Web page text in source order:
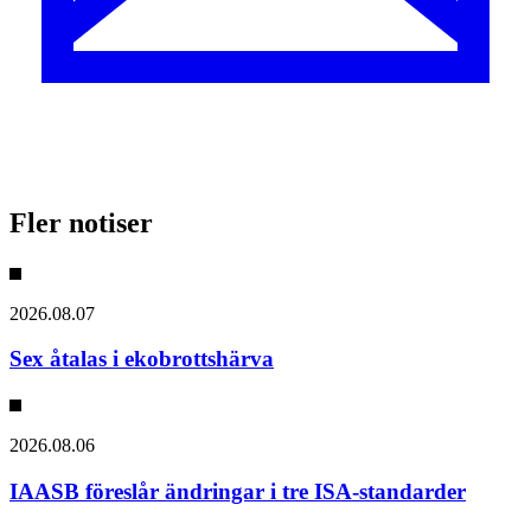
Fler notiser
2026.08.07
Sex åtalas i ekobrottshärva
2026.08.06
IAASB föreslår ändringar i tre ISA-standarder